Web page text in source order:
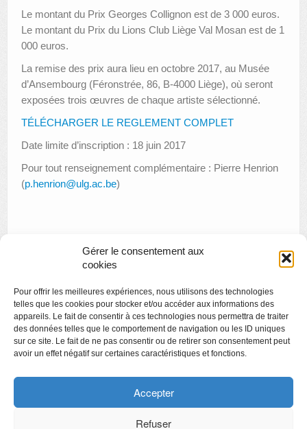
Gérer le consentement aux
cookies
Pour offrir les meilleures expériences, nous utilisons des technologies
telles que les cookies pour stocker et/ou accéder aux informations des
appareils. Le fait de consentir à ces technologies nous permettra de traiter
des données telles que le comportement de navigation ou les ID uniques
sur ce site. Le fait de ne pas consentir ou de retirer son consentement peut
avoir un effet négatif sur certaines caractéristiques et fonctions.
Accepter
Refuser
Le montant du Prix Georges Collignon est de 3 000 euros.
Le montant du Prix du Lions Club Liège Val Mosan est de 1
000 euros.
La remise des prix aura lieu en octobre 2017, au Musée
d’Ansembourg (Féronstrée, 86, B-4000 Liège), où seront
exposées trois œuvres de chaque artiste sélectionné.
TÉLÉCHARGER LE REGLEMENT COMPLET
Date limite d’inscription : 18 juin 2017
Pour tout renseignement complémentaire : Pierre Henrion
(p.henrion@ulg.ac.be)
Créamusée : atelier créatif autour de l’exposition
Biennale de gravure : à l’atelier
Copyright
Politique de confidentialité
Chartes des engagements des opérateurs culturels